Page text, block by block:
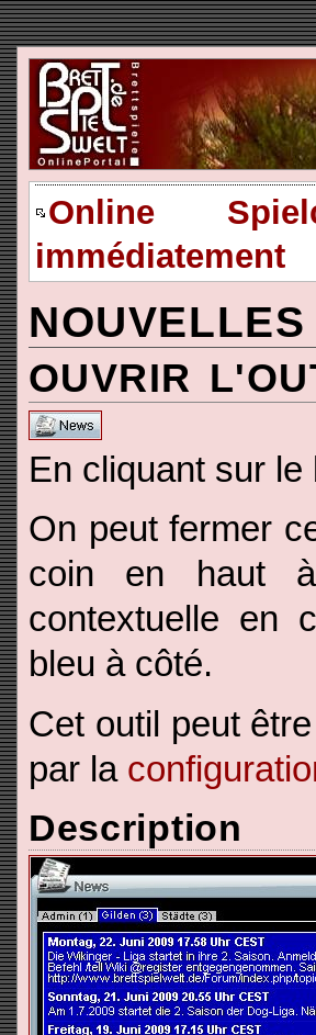
Online
immédiatement
NOUVELLES
OUVRIR
En cliquant sur
On peut fermer
coin en haut
contextuelle en
bleu à côté.
Cet outil peut
par la
Description